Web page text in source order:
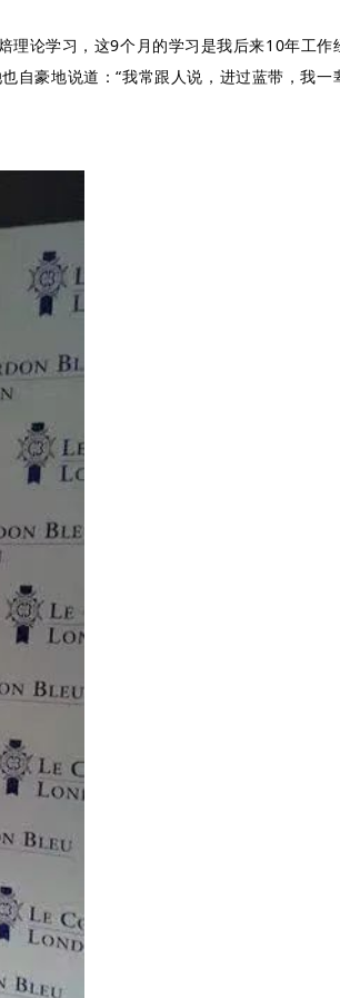
论学习，这9个月的学习是我后来10年工作
自豪地说道：“我常跟人说，进过蓝带，我一